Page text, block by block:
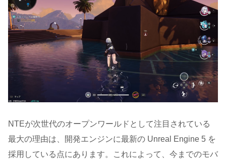
NTEが次世代のオープンワールドとして注目されている
最大の理由は、開発エンジンに最新の Unreal Engine 5 を
採用している点にあります。これによって、今までのモバ